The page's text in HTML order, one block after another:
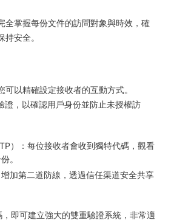
全掌握每份文件的訪問對象與時效，確
安全。
以精確設定接收者的互動方式。
證，以確認用戶身份並防止未授權訪
）：每位接收者會收到獨特代碼，觀看
。
加第二道防線，透過信任渠道安全共享
即可建立強大的雙重驗證系統，非常適